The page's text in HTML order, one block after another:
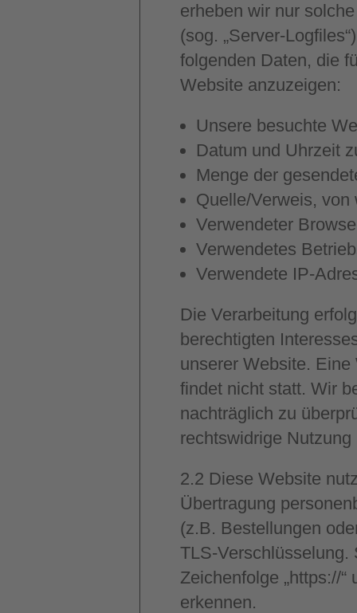
erheben wir nur
(sog. „Server-
folgenden Daten, die
Website anzuzeigen:
Unsere besuchte
Datum und Uhrzeit
Menge der
Quelle/Verweis,
Verwendeter
Verwendetes
Verwendete IP-
Die Verarbeitung
berechtigten
unserer Website.
findet nicht statt. Wir
nachträglich zu
rechtswidrige
2.2 Diese Website
Übertragung
(z.B. Bestellungen
TLS-Verschlüsselung.
Zeichenfolge „https://
erkennen.